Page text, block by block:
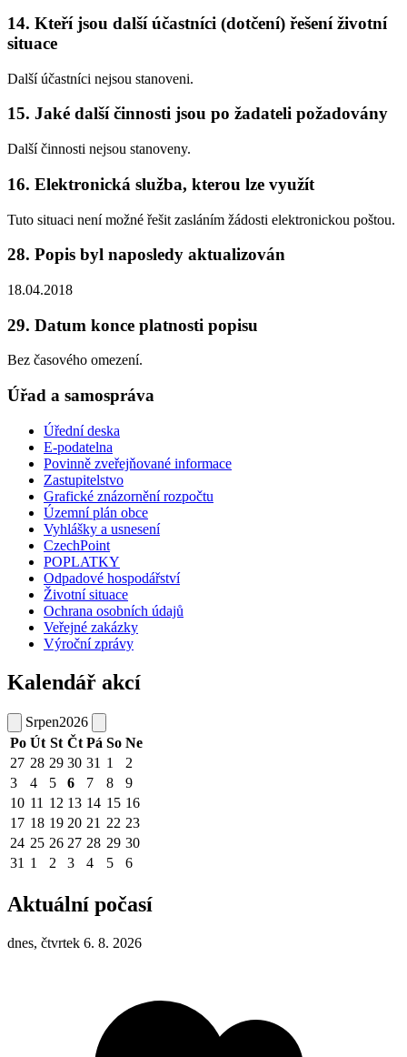
14. Kteří jsou další účastníci (dotčení) řešení životní
situace
Další účastníci nejsou stanoveni.
15. Jaké další činnosti jsou po žadateli požadovány
Další činnosti nejsou stanoveny.
16. Elektronická služba, kterou lze využít
Tuto situaci není možné řešit zasláním žádosti elektronickou poštou.
28. Popis byl naposledy aktualizován
18.04.2018
29. Datum konce platnosti popisu
Bez časového omezení.
Úřad a samospráva
Úřední deska
E-podatelna
Povinně zveřejňované informace
Zastupitelstvo
Grafické znázornění rozpočtu
Územní plán obce
Vyhlášky a usnesení
CzechPoint
POPLATKY
Odpadové hospodářství
Životní situace
Ochrana osobních údajů
Veřejné zakázky
Výroční zprávy
Kalendář akcí
Srpen2026
Po Út St Čt Pá So Ne
27 28 29 30 31 1
2
3
4 5 6 7 8
9
10 11 12 13 14 15 16
17 18 19 20 21 22 23
24 25 26 27 28 29 30
31 1 2 3 4 5 6
Aktuální počasí
dnes, čtvrtek 6. 8. 2026